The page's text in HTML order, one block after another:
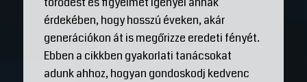
érdekében, hogy hosszú éveken, akár
generációkon át is megőrizze eredeti fényét.
Ebben a cikkben gyakorlati tanácsokat
adunk ahhoz, hogyan gondoskodj kedvenc